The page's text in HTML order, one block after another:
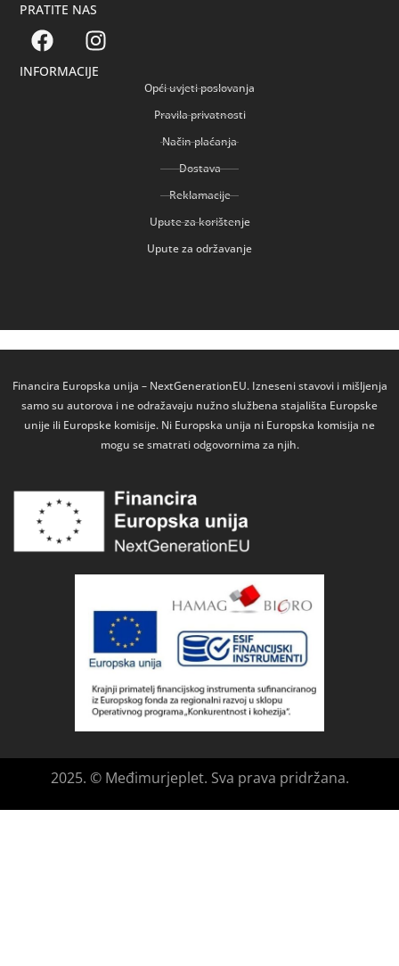
PRATITE NAS
INFORMACIJE
Opći uvjeti poslovanja
Pravila privatnosti
Način plaćanja
Dostava
Reklamacije
Upute za korištenje
Upute za održavanje
Financira Europska unija – NextGenerationEU. Izneseni stavovi i mišljenja
samo su autorova i ne odražavaju nužno službena stajališta Europske
unije ili Europske komisije. Ni Europska unija ni Europska komisija ne
mogu se smatrati odgovornima za njih.
2025. © Međimurjeplet. Sva prava pridržana.